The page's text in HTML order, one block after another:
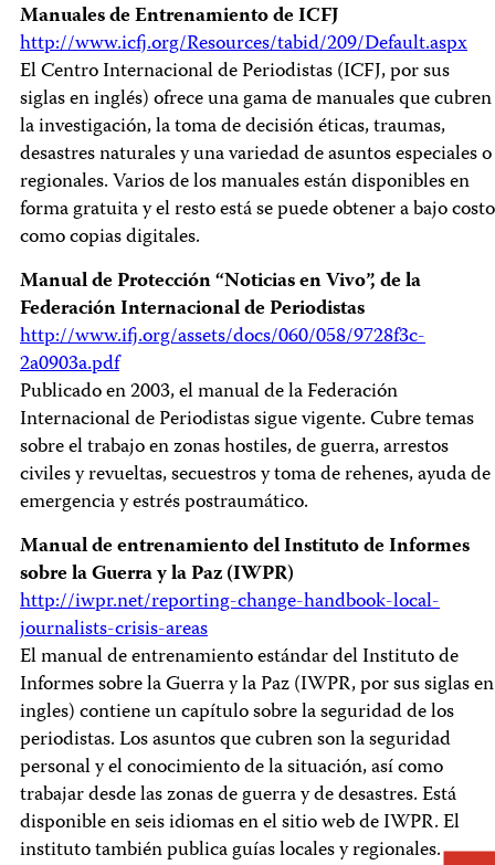
Manuales de Entrenamiento de ICFJ
http://www.icfj.org/Resources/tabid/209/Default.aspx
El Centro Internacional de Periodistas (ICFJ, por sus
siglas en inglés) ofrece una gama de manuales que cubren
la investigación, la toma de decisión éticas, traumas,
desastres naturales y una variedad de asuntos especiales o
regionales. Varios de los manuales están disponibles en
forma gratuita y el resto está se puede obtener a bajo costo
como copias digitales.
Manual de Protección “Noticias en Vivo”, de la
Federación Internacional de Periodistas
http://www.ifj.org/assets/docs/060/058/9728f3c-
2a0903a.pdf
Publicado en 2003, el manual de la Federación
Internacional de Periodistas sigue vigente. Cubre temas
sobre el trabajo en zonas hostiles, de guerra, arrestos
civiles y revueltas, secuestros y toma de rehenes, ayuda de
emergencia y estrés postraumático.
Manual de entrenamiento del Instituto de Informes
sobre la Guerra y la Paz (IWPR)
http://iwpr.net/reporting-change-handbook-local-
journalists-crisis-areas
El manual de entrenamiento estándar del Instituto de
Informes sobre la Guerra y la Paz (IWPR, por sus siglas en
ingles) contiene un capítulo sobre la seguridad de los
periodistas. Los asuntos que cubren son la seguridad
personal y el conocimiento de la situación, así como
trabajar desde las zonas de guerra y de desastres. Está
disponible en seis idiomas en el sitio web de IWPR. El
instituto también publica guías locales y regionales.